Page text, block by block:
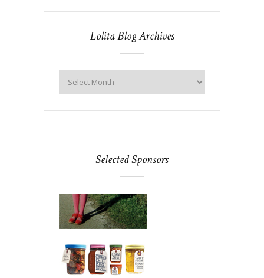
Lolita Blog Archives
Selected Sponsors